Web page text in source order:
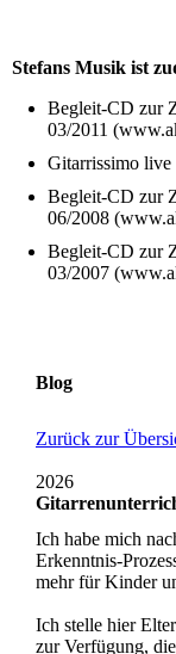
Stefans Musik ist
Begleit-CD zur
03/2011
Gitarrissimo live
Begleit-CD zur
06/2008
Begleit-CD zur
03/2007
Blog
Zurück zur
2026
Ich habe mich
Erkenntnis-
mehr für Kinder
Ich stelle hier
zur Verfügung,